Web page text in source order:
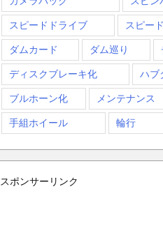
スピードドライブ スピー
ダムカード ダム巡り
ディスクブレーキ化 ハブ
ブルホーン化 メンテナンス
手組ホイール 輪行
スポンサーリンク